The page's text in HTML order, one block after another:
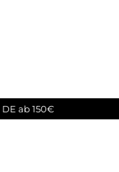
ab 150€